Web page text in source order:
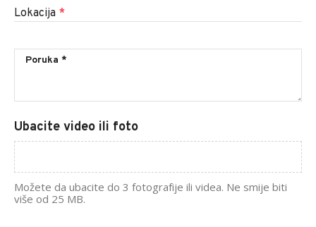
Lokacija *
Ubacite video ili foto
Možete da ubacite do 3 fotografije ili videa. Ne smije biti
više od 25 MB.